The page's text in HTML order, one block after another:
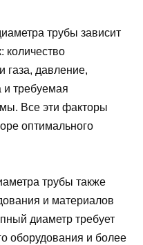
трубы зависит
количество
газа, давление,
и требуемая
Все эти факторы
оптимального
трубы также
и материалов
диаметр требует
оборудования и более